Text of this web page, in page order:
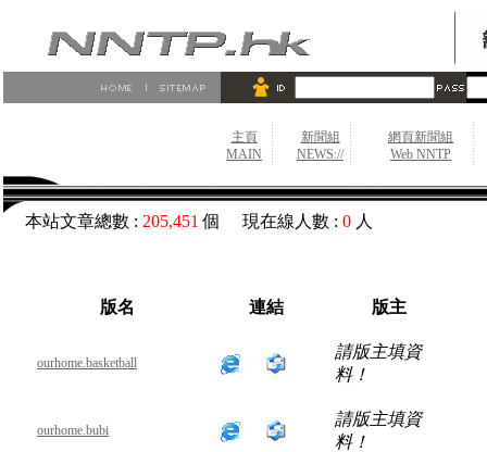
主頁
MAIN
新聞組
NEWS://
網頁新聞組
Web NNTP
本站文章總數 : 205,451 個 現在線人數 : 0 人
版名 連結 版主
ourhome.basketball
請版主填資
料！
ourhome.bubi
請版主填資
料！